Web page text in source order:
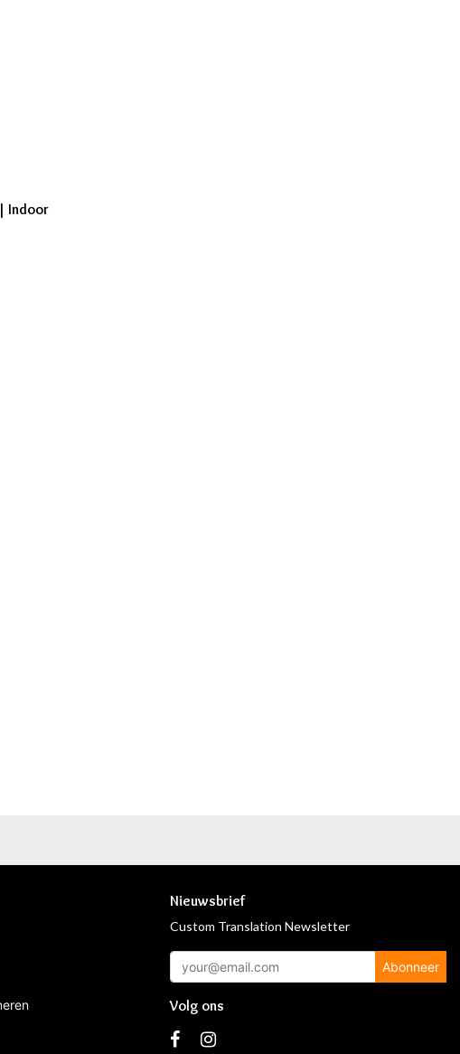
Indoor
Nieuwsbrief
Custom Translation Newsletter
Abonneer
Volg ons